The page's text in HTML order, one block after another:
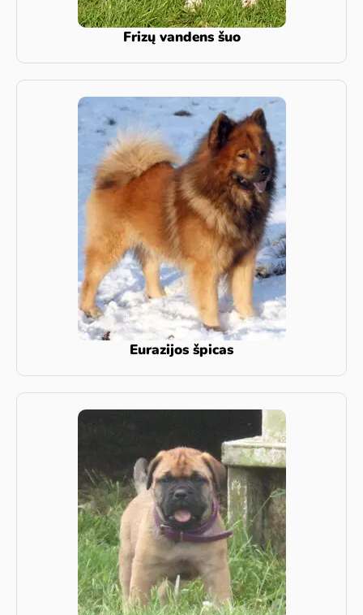
Frizų vandens šuo
Eurazijos špicas